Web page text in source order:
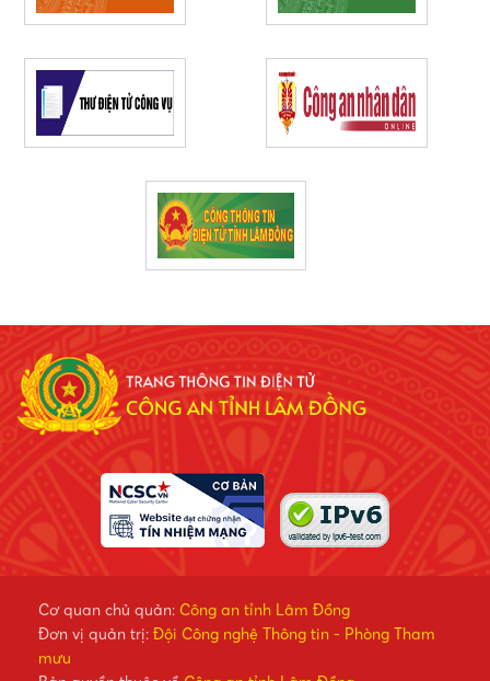
Cơ quan chủ quản: Công an tỉnh Lâm Đồng
Đơn vị quản trị: Đội Công nghệ Thông tin - Phòng Tham
mưu